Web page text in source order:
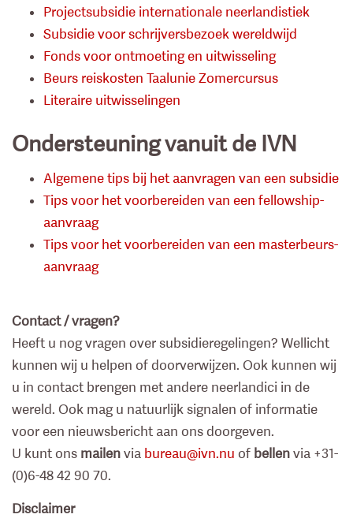
Projectsubsidie internationale neerlandistiek
Subsidie voor schrijversbezoek wereldwijd
Fonds voor ontmoeting en uitwisseling
Beurs reiskosten Taalunie Zomercursus
Literaire uitwisselingen
Ondersteuning vanuit de IVN
Algemene tips bij het aanvragen van een subsidie
Tips voor het voorbereiden van een fellowship-
aanvraag
Tips voor het voorbereiden van een masterbeurs-
aanvraag
Contact / vragen?
Heeft u nog vragen over subsidieregelingen? Wellicht
kunnen wij u helpen of doorverwijzen. Ook kunnen wij
u in contact brengen met andere neerlandici in de
wereld. Ook mag u natuurlijk signalen of informatie
voor een nieuwsbericht aan ons doorgeven.
U kunt ons mailenvia bureau@ivn.nu of bellenvia +31-
(0)6-48 42 90 70.
Disclaimer